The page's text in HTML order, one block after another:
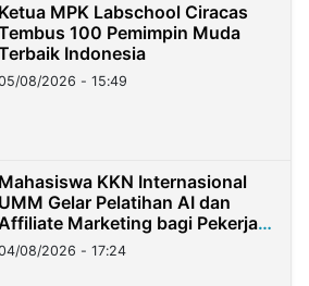
Ketua MPK Labschool Ciracas
100 Pemimpin Muda
Indonesia
08/2026 - 15:49
Mahasiswa KKN Internasional
UMM Gelar Pelatihan AI dan
Affiliate Marketing bagi Pekerja
Migran Indonesia di Taiwan
08/2026 - 17:24